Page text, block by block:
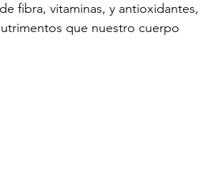
fibra, vitaminas, y antioxidantes,
que nuestro cuerpo